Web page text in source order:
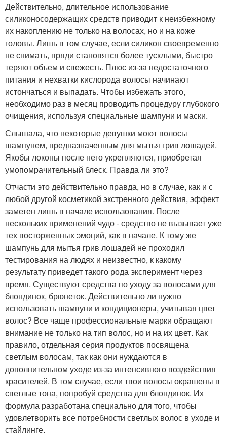
Действительно, длительное использование
силиконосодержащих средств приводит к неизбежному
их накоплению не только на волосах, но и на коже
головы. Лишь в том случае, если силикон своевременно
не снимать, пряди становятся более тусклыми, быстро
теряют объем и свежесть. Плюс из-за недостаточного
питания и нехватки кислорода волосы начинают
истончаться и выпадать. Чтобы избежать этого,
необходимо раз в месяц проводить процедуру глубокого
очищения, используя специальные шампуни и маски.
Слышала, что некоторые девушки моют волосы
шампунем, предназначенным для мытья грив лошадей.
Якобы локоны после него укрепляются, приобретая
умопомрачительный блеск. Правда ли это?
Отчасти это действительно правда, но в случае, как и с
любой другой косметикой экстренного действия, эффект
заметен лишь в начале использования. После
нескольких применений чудо - средство не вызывает уже
тех восторженных эмоций, как в начале. К тому же
шампунь для мытья грив лошадей не проходил
тестирования на людях и неизвестно, к какому
результату приведет такого рода эксперимент через
время. Существуют средства по уходу за волосами для
блондинок, брюнеток. Действительно ли нужно
использовать шампуни и кондиционеры, учитывая цвет
волос? Все чаще профессиональные марки обращают
внимание не только на тип волос, но и на их цвет. Как
правило, отдельная серия продуктов посвящена
светлым волосам, так как они нуждаются в
дополнительном уходе из-за интенсивного воздействия
красителей. В том случае, если твои волосы окрашены в
светлые тона, попробуй средства для блондинок. Их
формула разработана специально для того, чтобы
удовлетворить все потребности светлых волос в уходе и
стайлинге.